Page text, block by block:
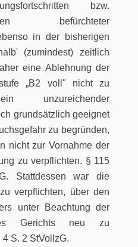
bzw.
befürchteter
in der bisherigen
(zumindest) zeitlich
eine Ablehnung der
„B2 voll" nicht zu
grundsätzlich geeignet
zu begründen,
nicht zur Vornahme der
zu verpflichten. § 115
Stattdessen war die
verpflichten, über den
unter Beachtung der
Gerichts neu zu
S. 2 StVollzG.